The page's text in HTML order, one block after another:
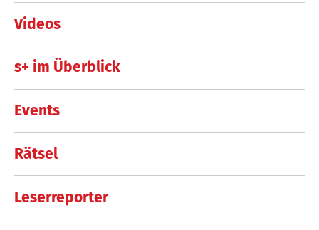
Videos
s+ im Überblick
Events
Rätsel
Leserreporter